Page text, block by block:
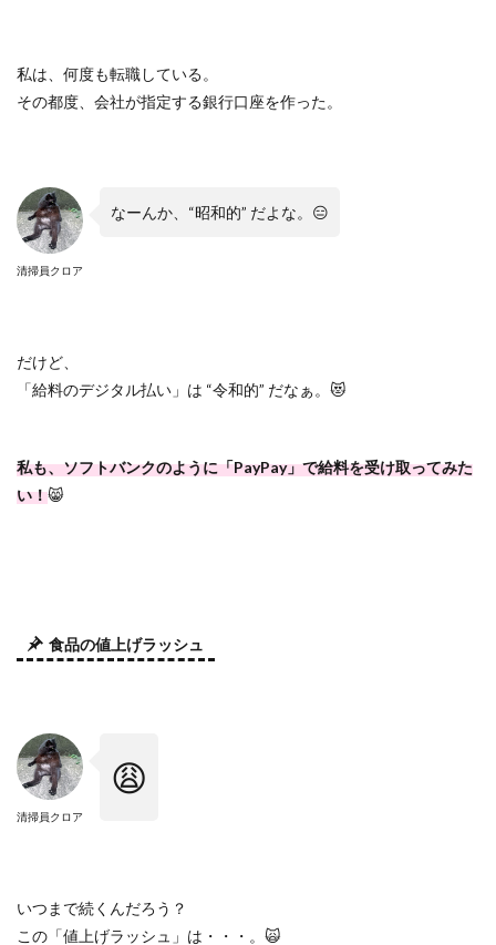
私は、何度も転職している。
その都度、会社が指定する銀行口座を作った。
清掃員クロア
なーんか、 “昭和的” だよな。 😑
だけど、
「給料のデジタル払い」は “令和的” だなぁ。 😻
私も、ソフトバンクのように「PayPay」で給料を受け取ってみた
い！😸
食品の値上げラッシュ
清掃員クロア
😩
いつまで続くんだろう？
この「値上げラッシュ」は・・・。 🙀